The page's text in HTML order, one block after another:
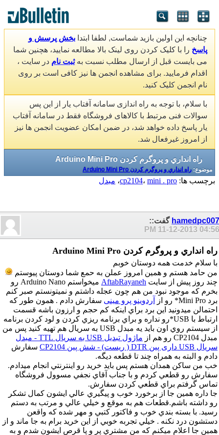
چنانچه این اولین بازید شماست, لطفا ابتدا بخش پرسش و
پاسخ را با کلیک کردن روی لینک بالا مطالعه نمایید، هچنین شما
می بایست قبل از ارسال مطلب نسبت بهثبت نام در سایت ،
اقدام فرمایید. برای مشاهده انجمن ها نیز کافی است بر روی
نام انجمن کلیک کنید.
با سلام، با توجه به راه اندازی سامانه آفتاب یار از این پس
سوالات فنی مرتبط با کالاهای فروشگاه فقط در سامانه آفتاب
یار پاسخ داده خواهد شد، در ضمن امکان عضویت انجمن ها نیز
از امروز غیرفعال شد.
راه انداري و پروگرم کردن Arduino Mini Pro
موضوع: راه انداري و پروگرم کردن Arduino Mini Pro
برچسب ها: cp2104، mini . pro ، مبدل
hamedpc007 گفت::
11-12-2013 04:56 PM
راه انداري و پروگرم کردن Arduino Mini Pro
با سلام خدمت همه دوستان خوبم
من حامد هستم و همين امروز عملن به حمع شما دوستان پيوستم
چند روز پيش از سايت AftabRayaneh
ميخواستم Arduino Nano رو
بخرم که موجود نبود من هم چون عجله داشتم و نميتونستم صبر کنم
برد Mini Pro* رو از
آردوینو پرو مینی سفارش دادم . همون طور که
احتمالن ميدونيد اين برد براي اينکه کم حجم و ارزون باشه قسمت
ارتباط با USB*رو نداره و براي برنامه ريزي کردن و لود کردن برنامه
از سيستم روي اون بايد يه مبدل USB به سريال هم تهيه کنيد پس من
مبدل CP2104 رو هم از
ماژول تبدیل USB به سریال TTL - مبدل
سریال USB داری پین DTR ( ریست) - شش پین CP2104
سفارش
دادم و البته به همراه چند تا قطعه ديگه.
خب من ساکن همدان هستم پس بايد خريد رو اينترنتي انجام ميدادم.
سفارش رو قطعي کردم و با جناب آقاي نجفي مسوول فروشگاه
تماس گرفتم براي قطعي کردن سفارش.
جا داره همين جا از برخورد خوب و پيگيري عالي ايشون کمال تشکر
رو داشته باشم.قطعات هم به موقع و خيلي عالي و مرتب به دستم
رسيد. با بسته بندي خوب و فاکتور کتبي و مهر شده که واقعن
دستشون درد نکنه . خيلي تجربه خوبي از اين خريد برام به جا ماند و از
همين جا اعلام ميکنم که من مشتري پر و پا قرص ايشون شدم و به